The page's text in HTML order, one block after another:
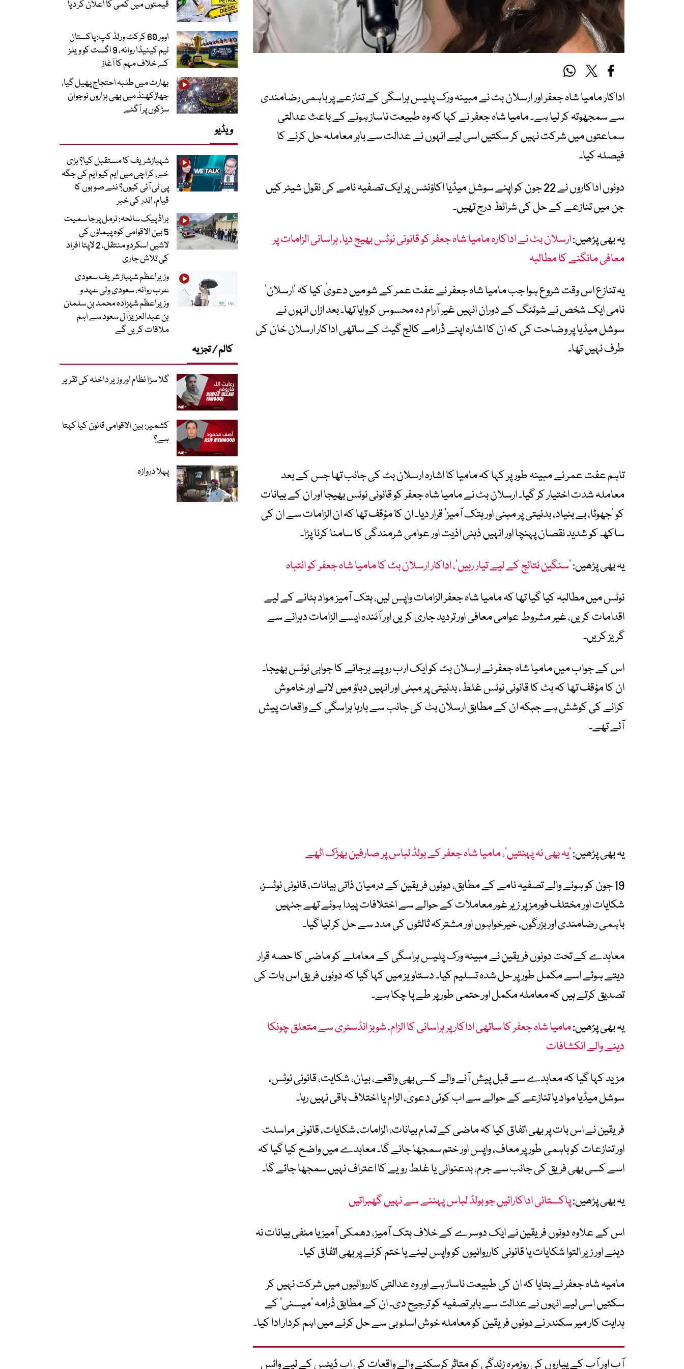
اداکار مامیا شاہ جعفر اور ارسلان بٹ نے مبینہ ورک پلیس ہراسگی کے تنازعے پر باہمی رضامندی
سے سمجھوتہ کر لیا ہے۔ مامیا شاہ جعفر نے کہا کہ وہ طبیعت ناساز ہونے کے باعث عدالتی
سماعتوں میں شرکت نہیں کر سکتیں اسی لیے انہوں نے عدالت سے باہر معاملہ حل کرنے کا
فیصلہ کیا۔
دونوں اداکاروں نے 22 جون کو اپنے سوشل میڈیا اکاؤنٹس پر ایک تصفیہ نامے کی نقول شیئر کیں
جن میں تنازعے کے حل کی شرائط درج تھیں۔
یہ بھی پڑھیں:ارسلان بٹ نے اداکارہ مامیا شاہ جعفر کو قانونی نوٹس بھیج دیا، ہراسانی الزامات پر
معافی مانگنے کا مطالبہ
یہ تنازع اس وقت شروع ہوا جب مامیا شاہ جعفر نے عفت عمر کے شو میں دعویٰ کیا کہ ’ارسلان‘
نامی ایک شخص نے شوٹنگ کے دوران انہیں غیر آرام دہ محسوس کروایا تھا۔ بعد ازاں انہوں نے
سوشل میڈیا پر وضاحت کی کہ ان کا اشارہ اپنے ڈرامے کالج گیٹ کے ساتھی اداکار ارسلان خان کی
طرف نہیں تھا۔
تاہم عفت عمر نے مبینہ طور پر کہا کہ مامیا کا اشارہ ارسلان بٹ کی جانب تھا جس کے بعد
معاملہ شدت اختیار کر گیا۔ ارسلان بٹ نے مامیا شاہ جعفر کو قانونی نوٹس بھیجا اور ان کے بیانات
کو ’جھوٹا، بے بنیاد، بدنیتی پر مبنی اور ہتک آمیز‘ قرار دیا۔ ان کا مؤقف تھا کہ ان الزامات سے ان کی
ساکھ کو شدید نقصان پہنچا اور انہیں ذہنی اذیت اور عوامی شرمندگی کا سامنا کرنا پڑا۔
یہ بھی پڑھیں:’سنگین نتائج کے لیے تیار رہیں‘، اداکار ارسلان بٹ کا مامیا شاہ جعفر کو انتباہ
نوٹس میں مطالبہ کیا گیا تھا کہ مامیا شاہ جعفر الزامات واپس لیں، ہتک آمیز مواد ہٹانے کے لیے
اقدامات کریں، غیر مشروط عوامی معافی اور تردید جاری کریں اور آئندہ ایسے الزامات دہرانے سے
گریز کریں۔
اس کے جواب میں مامیا شاہ جعفر نے ارسلان بٹ کو ایک ارب روپے ہرجانے کا جوابی نوٹس بھیجا۔
ان کا مؤقف تھا کہ بٹ کا قانونی نوٹس غلط، بدنیتی پر مبنی اور انہیں دباؤ میں لانے اور خاموش
کرانے کی کوشش ہے جبکہ ان کے مطابق ارسلان بٹ کی جانب سے بارہا ہراسگی کے واقعات پیش
آئے تھے۔
یہ بھی پڑھیں:’یہ بھی نہ پہنتیں‘، مامیا شاہ جعفر کے بولڈ لباس پر صارفین بھڑک اٹھے
19 جون کو ہونے والے تصفیہ نامے کے مطابق، دونوں فریقین کے درمیان ذاتی بیانات، قانونی نوٹسز،
شکایات اور مختلف فورمز پر زیر غور معاملات کے حوالے سے اختلافات پیدا ہوئے تھے جنہیں
باہمی رضامندی اور بزرگوں، خیرخواہوں اور مشترکہ ثالثوں کی مدد سے حل کر لیا گیا۔
معاہدے کے تحت دونوں فریقین نے مبینہ ورک پلیس ہراسگی کے معاملے کو ماضی کا حصہ قرار
دیتے ہوئے اسے مکمل طور پر حل شدہ تسلیم کیا۔ دستاویز میں کہا گیا کہ دونوں فریق اس بات کی
تصدیق کرتے ہیں کہ معاملہ مکمل اور حتمی طور پر طے پا چکا ہے۔
یہ بھی پڑھیں:مامیا شاہ جعفر کا ساتھی اداکار پر ہراسانی کا الزام، شوبز انڈسٹری سے متعلق چونکا
دینے والے انکشافات
مزید کہا گیا کہ معاہدے سے قبل پیش آنے والے کسی بھی واقعے، بیان، شکایت، قانونی نوٹس،
سوشل میڈیا مواد یا تنازعے کے حوالے سے اب کوئی دعویٰ، الزام یا اختلاف باقی نہیں رہا۔
فریقین نے اس بات پر بھی اتفاق کیا کہ ماضی کے تمام بیانات، الزامات، شکایات، قانونی مراسلت
اور تنازعات کو باہمی طور پر معاف، واپس اور ختم سمجھا جائے گا۔ معاہدے میں واضح کیا گیا کہ
اسے کسی بھی فریق کی جانب سے جرم، بدعنوانی یا غلط رویے کا اعتراف نہیں سمجھا جائے گا۔
یہ بھی پڑھیں:پاکستانی اداکارائیں جو بولڈ لباس پہننے سے نہیں گھبراتیں
اس کے علاوہ دونوں فریقین نے ایک دوسرے کے خلاف ہتک آمیز، دھمکی آمیز یا منفی بیانات نہ
دینے اور زیر التوا شکایات یا قانونی کارروائیوں کو واپس لینے یا ختم کرنے پر بھی اتفاق کیا۔
مامیہ شاہ جعفر نے بتایا کہ ان کی طبیعت ناساز ہے اور وہ عدالتی کارروائیوں میں شرکت نہیں کر
سکتیں اسی لیے انہوں نے عدالت سے باہر تصفیہ کو ترجیح دی۔ ان کے مطابق ڈرامہ ’میسنی‘ کے
ہدایت کار میر سکندر نے دونوں فریقین کو معاملہ خوش اسلوبی سے حل کرنے میں اہم کردار ادا کیا۔
آپ اور آپ کے پیاروں کی روزمرہ زندگی کو متاثر کرسکنے والے واقعات کی اپ ڈیٹس کے لیے واٹس
قیمتوں میں کمی کا اعلان کر دیا
اوور 60 کرکٹ ورلڈ کپ: پاکستان
ٹیم کینیڈا روانہ، 9 اگست کو ویلز
کے خلاف مہم کا آغاز
بھارت میں طلبہ احتجاج پھیل گیا،
جھاڑکھنڈ میں بھی ہزاروں نوجوان
سڑکوں پر آگئے
ویڈیو
شہبازشریف کا مستقبل کیا؟ بڑی
خبر، کراچی میں ایم کیو ایم کی جگہ
پی ٹی آئی کیوں؟ نئے صوبوں کا
قیام، اندر کی خبر
براڈ پیک سانحہ: نرمل پرجا سمیت
5 بین الاقوامی کوہ پیماؤں کی
لاشیں اسکردو منتقل، 2 لاپتا افراد
کی تلاش جاری
وزیراعظم شہباز شریف سعودی
عرب روانہ، سعودی ولی عہد و
وزیراعظم شہزادہ محمد بن سلمان
بن عبدالعزیز آل سعود سے اہم
ملاقات کریں گے
کالم / تجزیہ
گلا سڑا نظام اور وزیر داخلہ کی تقریر
کشمیر: بین الاقوامی قانون کیا کہتا
ہے؟
پہلا دروازہ